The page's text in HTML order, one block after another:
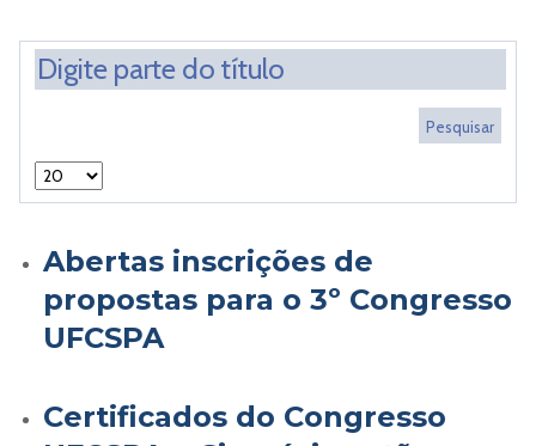
Canais
Abertas inscrições de
propostas para o 3º Congresso
UFCSPA
Certificados do Congresso